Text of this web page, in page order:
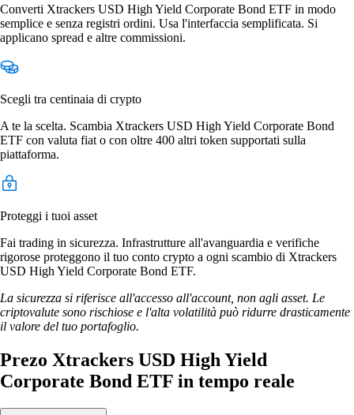
Converti Xtrackers USD High Yield Corporate Bond ETF in modo
semplice e senza registri ordini. Usa l'interfaccia semplificata. Si
applicano spread e altre commissioni.
Scegli tra centinaia di crypto
A te la scelta. Scambia Xtrackers USD High Yield Corporate Bond
ETF con valuta fiat o con oltre 400 altri token supportati sulla
piattaforma.
Proteggi i tuoi asset
Fai trading in sicurezza. Infrastrutture all'avanguardia e verifiche
rigorose proteggono il tuo conto crypto a ogni scambio di Xtrackers
USD High Yield Corporate Bond ETF.
La sicurezza si riferisce all'accesso all'account, non agli asset. Le
criptovalute sono rischiose e l'alta volatilità può ridurre drasticamente
il valore del tuo portafoglio.
Prezo Xtrackers USD High Yield
Corporate Bond ETF in tempo reale